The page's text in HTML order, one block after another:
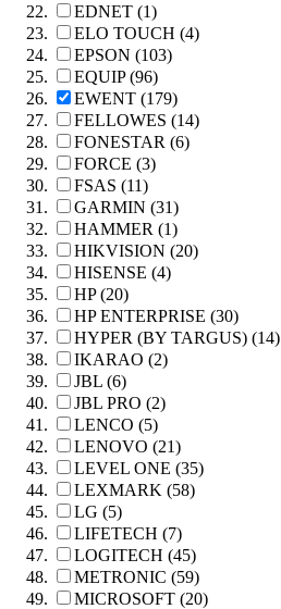
EDNET (1)
ELO TOUCH (4)
EPSON (103)
EQUIP (96)
EWENT (179)
FELLOWES (14)
FONESTAR (6)
FORCE (3)
FSAS (11)
GARMIN (31)
HAMMER (1)
HIKVISION (20)
HISENSE (4)
HP (20)
HP ENTERPRISE (30)
HYPER (BY TARGUS) (14)
IKARAO (2)
JBL (6)
JBL PRO (2)
LENCO (5)
LENOVO (21)
LEVEL ONE (35)
LEXMARK (58)
LG (5)
LIFETECH (7)
LOGITECH (45)
METRONIC (59)
MICROSOFT (20)